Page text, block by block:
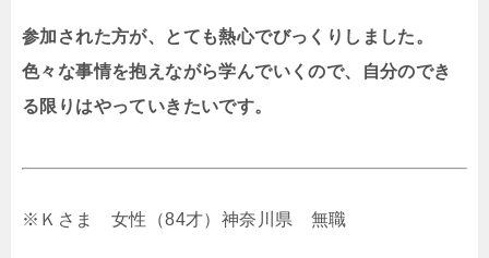
参加された方が、とても熱心でびっくりしました。
色々な事情を抱えながら学んでいくので、自分のでき
る限りはやっていきたいです。
※Ｋさま 女性（84才）神奈川県 無職